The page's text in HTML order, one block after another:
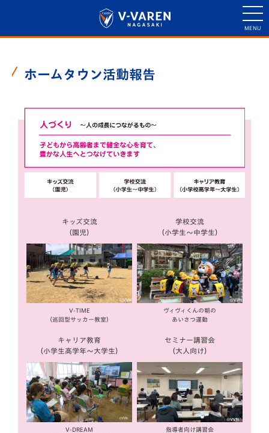
ホームタウン活動報告
キッズ交流
（園児）
V-TIME
（巡回型サッカー教室）
学校交流
（小学生〜中学生）
ヴィヴィくんの朝の
あいさつ運動
キャリア教育
（小学生高学年〜大学生）
V-DREAM
セミナー講習会
（大人向け）
指導者向け講習会